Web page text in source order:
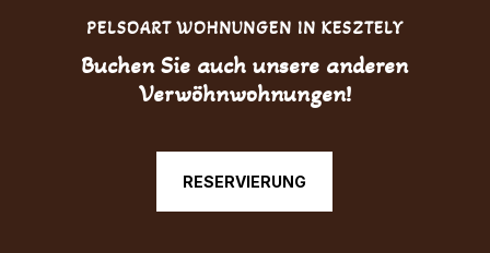
PELSOART WOHNUNGEN IN KESZTELY
Buchen Sie auch unsere anderen
Verwöhnwohnungen!
RESERVIERUNG